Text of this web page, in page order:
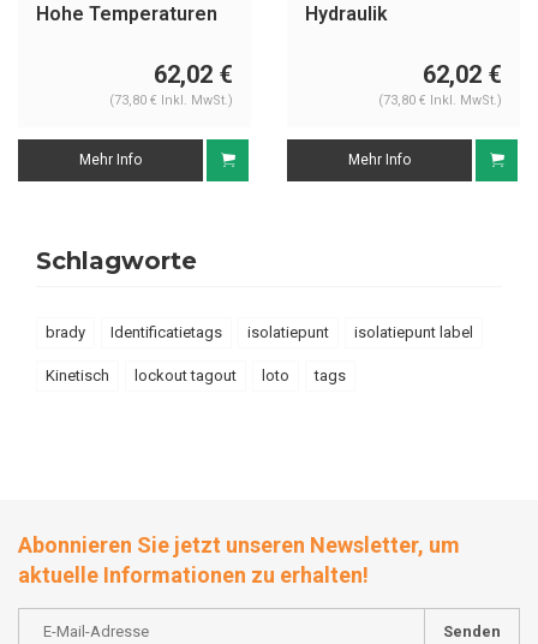
Hohe Temperaturen
62,02 €
(73,80 € Inkl. MwSt.)
Mehr Info
Hydraulik
62,02 €
(73,80 € Inkl. MwSt.)
Mehr Info
Schlagworte
brady Identificatietags isolatiepunt isolatiepunt label
Kinetisch lockout tagout loto tags
Abonnieren Sie jetzt unseren Newsletter, um
aktuelle Informationen zu erhalten!
Senden